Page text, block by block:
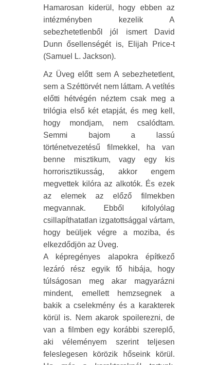
Hamarosan kiderül, hogy ebben az
intézményben kezelik A
sebezhetetlenből jól ismert David
Dunn ősellenségét is, Elijah Price-t
(Samuel L. Jackson).
Az Üveg előtt sem A sebezhetetlent,
sem a Széttörvét nem láttam. A vetítés
előtti hétvégén néztem csak meg a
trilógia első két etapját, és meg kell,
hogy mondjam, nem csalódtam.
Semmi bajom a lassú
történetvezetésű filmekkel, ha van
benne misztikum, vagy egy kis
horrorisztikusság, akkor engem
megvettek kilóra az alkotók. És ezek
az elemek az előző filmekben
megvannak. Ebből kifolyólag
csillapíthatatlan izgatottsággal vártam,
hogy beüljek végre a moziba, és
elkezdődjön az Üveg.
A képregényes alapokra építkező
lezáró rész egyik fő hibája, hogy
túlságosan meg akar magyarázni
mindent, emellett hemzsegnek a
bakik a cselekmény és a karakterek
körül is. Nem akarok spoilerezni, de
van a filmben egy korábbi szereplő,
aki véleményem szerint teljesen
feleslegesen körözik hőseink körül.